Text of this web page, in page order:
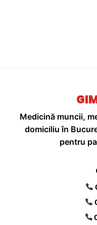
Medicină muncii,
domiciliu în
pentru